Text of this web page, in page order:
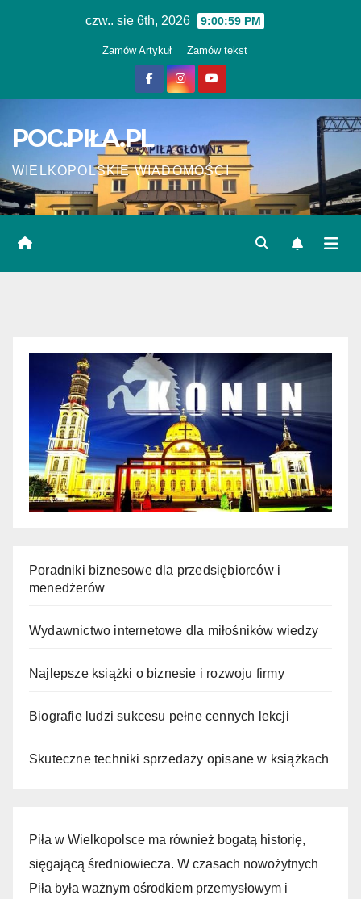
czw.. sie 6th, 2026 9:01:00 PM
Zamów Artykuł Zamów tekst
POC.PIŁA.PL
WIELKOPOLSKIE WIADOMOŚCI
Poradniki biznesowe dla przedsiębiorców i
menedżerów
Wydawnictwo internetowe dla miłośników wiedzy
Najlepsze książki o biznesie i rozwoju firmy
Biografie ludzi sukcesu pełne cennych lekcji
Skuteczne techniki sprzedaży opisane w książkach
Piła w Wielkopolsce ma również bogatą historię,
sięgającą średniowiecza. W czasach nowożytnych
Piła była ważnym ośrodkiem przemysłowym i